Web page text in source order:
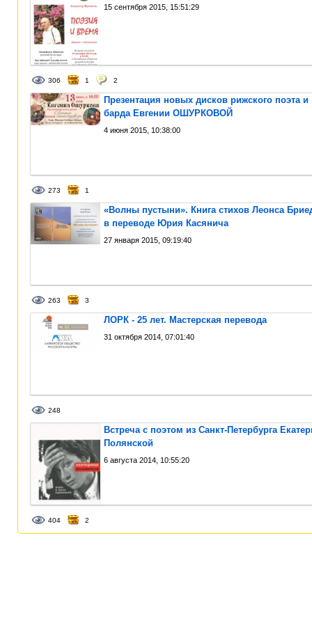
15 сентября 2015, 15:51:29
306 1 2
Презентация новых дисков рижского поэта и
барда Евгении ОШУРКОВОЙ
4 июня 2015, 10:38:00
273 1
«Волны пустыни». Книга стихов Леонса
в переводе Юрия Касянича
27 января 2015, 09:19:40
263 3
ЛОРК - 25 лет. Мастерская перевода
31 октября 2014, 07:01:40
248
Встреча с поэтом из Санкт-Петербурга
Полянской
6 августа 2014, 10:55:20
404 2